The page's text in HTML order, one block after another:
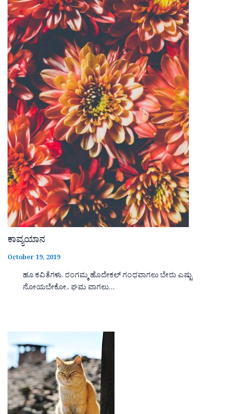
ಕಾವ್ಯಯಾನ
October 19, 2019
ಹೂ ಕವಿತೆಗಳು. ರಂಗಮ್ಮ ಹೊದೇಕಲ್ ಗಂಧವಾಗಲು ಬೇರು ಎಷ್ಟು
ನೋಯಬೇಕೋ.. ಘಮ ವಾಗಲು…